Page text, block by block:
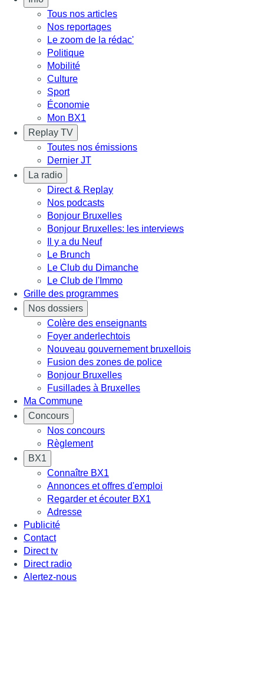
Tous nos articles
Nos reportages
Le zoom de la rédac'
Politique
Mobilité
Culture
Sport
Économie
Mon BX1
Replay TV
Toutes nos émissions
Dernier JT
La radio
Direct & Replay
Nos podcasts
Bonjour Bruxelles
Bonjour Bruxelles: les interviews
Il y a du Neuf
Le Brunch
Le Club du Dimanche
Le Club de l'Immo
Grille des programmes
Nos dossiers
Colère des enseignants
Foyer anderlechtois
Nouveau gouvernement bruxellois
Fusion des zones de police
Bonjour Bruxelles
Fusillades à Bruxelles
Ma Commune
Concours
Nos concours
Règlement
BX1
Connaître BX1
Annonces et offres d'emploi
Regarder et écouter BX1
Adresse
Publicité
Contact
Direct tv
Direct radio
Alertez-nous